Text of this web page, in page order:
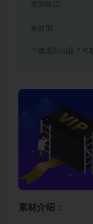
资源格式
有效期
下载遇到问题？可
素材介绍：